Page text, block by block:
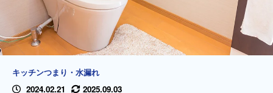
キッチンつまり・水漏れ
2024.02.21
2025.09.03